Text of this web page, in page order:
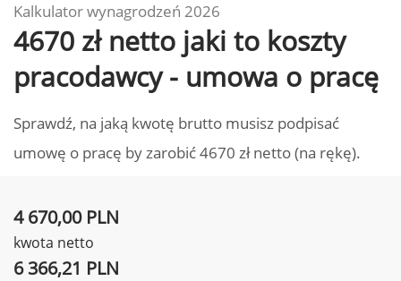
Kalkulator wynagrodzeń 2026
4670 zł netto jaki to koszty
pracodawcy - umowa o pracę
Sprawdź, na jaką kwotę brutto musisz podpisać
umowę o pracę by zarobić 4670 zł netto (na rękę).
4 670,00 PLN
kwota netto
6 366,21 PLN